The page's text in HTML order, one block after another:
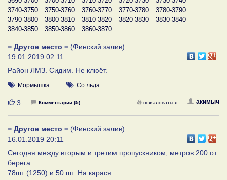
3740-3750
3750-3760 3760-3770 3770-3780
3780-3790
3790-3800
3800-3810 3810-3820 3820-3830
3830-3840
3840-3850
3850-3860 3860-3870
= Другое место = (Финский залив)
19.01.2019 02:11
Район ЛМЗ. Сидим. Не клюёт.
Мормышка Со льда
Нравится
3 Комментарии (5) акимыч
пожаловаться
= Другое место = (Финский залив)
16.01.2019 20:11
Cегодня между вторым и третим пропускником, метров 200 от
берега
78шт (1250) и 50 шт. На карася.